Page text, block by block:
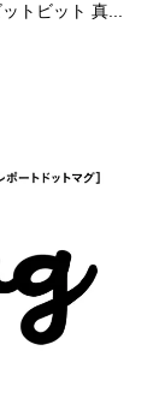
トビット 真...